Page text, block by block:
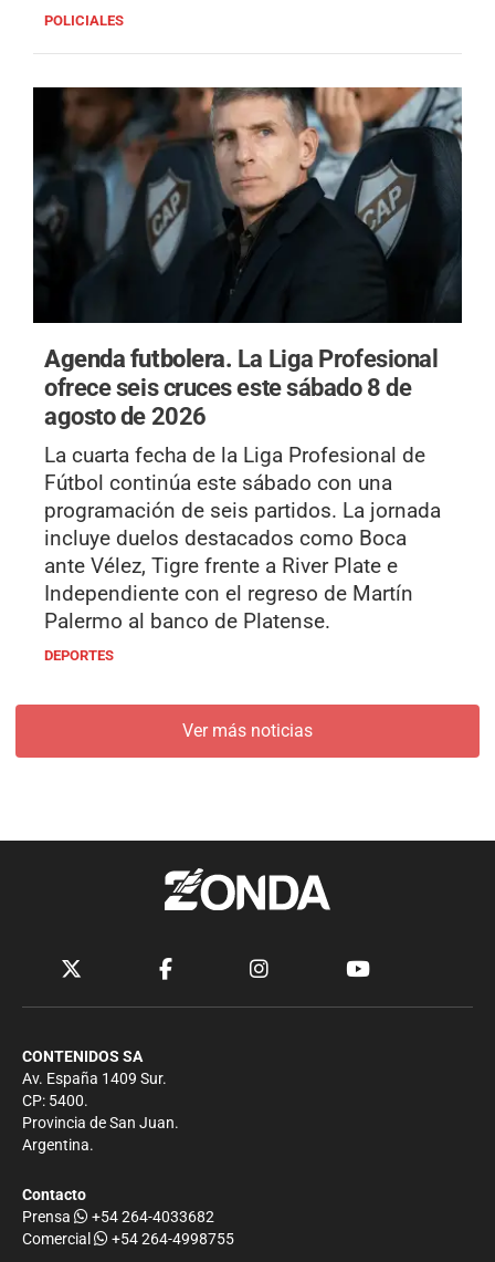
POLICIALES
Agenda futbolera. La Liga Profesional
ofrece seis cruces este sábado 8 de
agosto de 2026
La cuarta fecha de la Liga Profesional de
Fútbol continúa este sábado con una
programación de seis partidos. La jornada
incluye duelos destacados como Boca
ante Vélez, Tigre frente a River Plate e
Independiente con el regreso de Martín
Palermo al banco de Platense.
DEPORTES
Ver más noticias
CONTENIDOS SA
Av. España 1409 Sur.
CP: 5400.
Provincia de San Juan.
Argentina.
Contacto
Prensa
+54 264-4033682
Comercial
+54 264-4998755